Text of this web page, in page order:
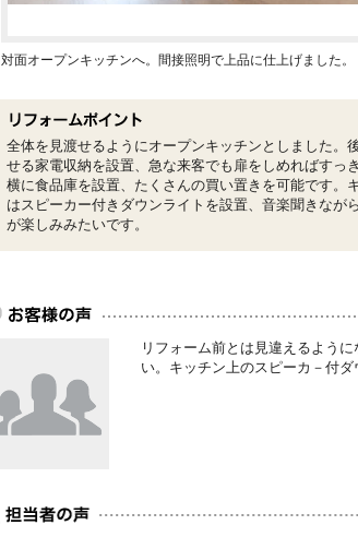
対面オープンキッチンへ。間接照明で上品に仕上げました。
全体を見渡せるようにオープンキッチンとしました。
せる家電収納を設置、急な来客でも扉をしめればすっ
横に食品庫を設置、たくさんの買い置きを可能です。
はスピーカー付きダウンライトを設置、音楽聞きなが
が楽しみみたいです。
リフォーム前とは見違えるよう
い。キッチン上のスピーカ－付ダ